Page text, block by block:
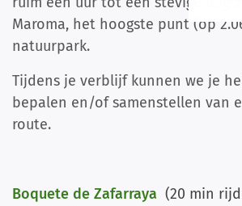
Maroma, het hoogste punt (op
natuurpark.
Tijdens je verblijf kunnen we je
bepalen en/of samenstellen van
route.
Boquete de Zafarraya (20 min